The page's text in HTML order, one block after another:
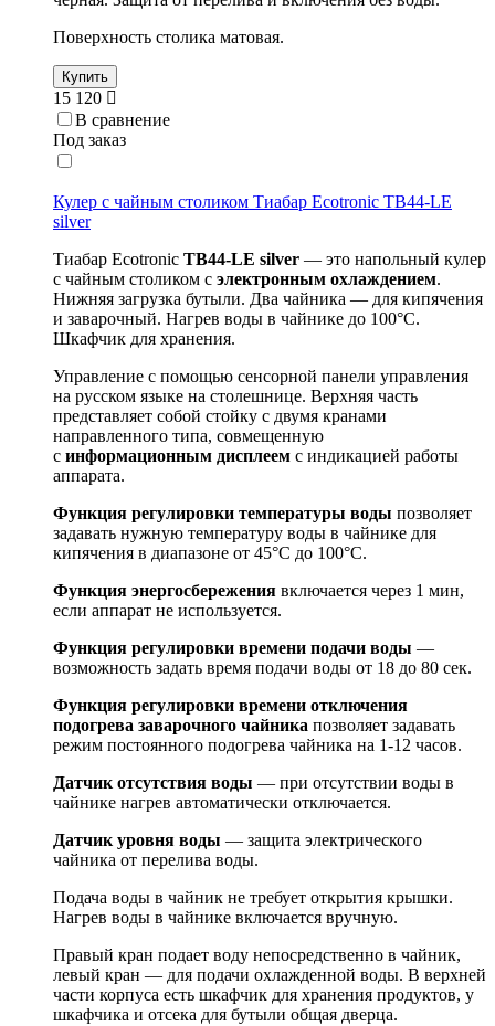
Поверхность столика матовая.
Купить
15 120
В сравнение
Под заказ
Кулер с чайным столиком Тиабар Ecotronic TB44-LE
silver
Тиабар Ecotronic TB44-LE silver — это напольный кулер
с чайным столиком с электронным охлаждением.
Нижняя загрузка бутыли. Два чайника — для кипячения
и заварочный. Нагрев воды в чайнике до 100°С.
Шкафчик для хранения.
Управление с помощью сенсорной панели управления
на русском языке на столешнице. Верхняя часть
представляет собой стойку с двумя кранами
направленного типа, совмещенную
с информационным дисплеем с индикацией работы
аппарата.
Функция регулировки температуры воды позволяет
задавать нужную температуру воды в чайнике для
кипячения в диапазоне от 45°С до 100°С.
Функция энергосбережения включается через 1 мин,
если аппарат не используется.
Функция регулировки времени подачи воды —
возможность задать время подачи воды от 18 до 80 сек.
Функция регулировки времени отключения
подогрева заварочного чайника позволяет задавать
режим постоянного подогрева чайника на 1-12 часов.
Датчик отсутствия воды — при отсутствии воды в
чайнике нагрев автоматически отключается.
Датчик уровня воды — защита электрического
чайника от перелива воды.
Подача воды в чайник не требует открытия крышки.
Нагрев воды в чайнике включается вручную.
Правый кран подает воду непосредственно в чайник,
левый кран — для подачи охлажденной воды. В верхней
части корпуса есть шкафчик для хранения продуктов, у
шкафчика и отсека для бутыли общая дверца.